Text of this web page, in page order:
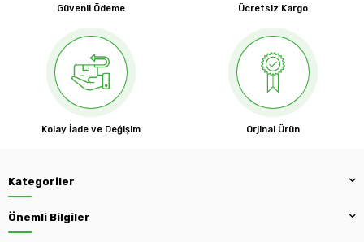
Güvenli Ödeme Ücretsiz Kargo
Kolay İade ve Değişim Orjinal Ürün
Kategoriler
Önemli Bilgiler